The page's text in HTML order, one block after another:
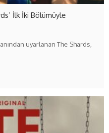
İlk İki Bölümüyle
uyarlanan The Shards,